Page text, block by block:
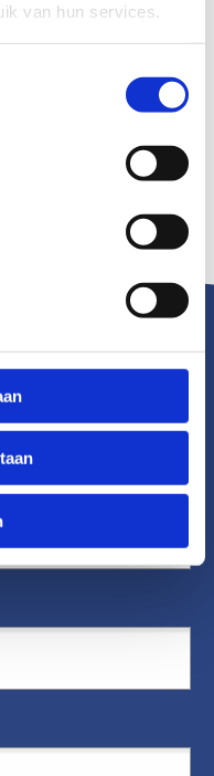
van hun services.
verhelderen, samen te
te sluiten en samen